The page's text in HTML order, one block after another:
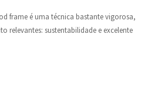
frame é uma técnica bastante vigorosa,
relevantes: sustentabilidade e excelente